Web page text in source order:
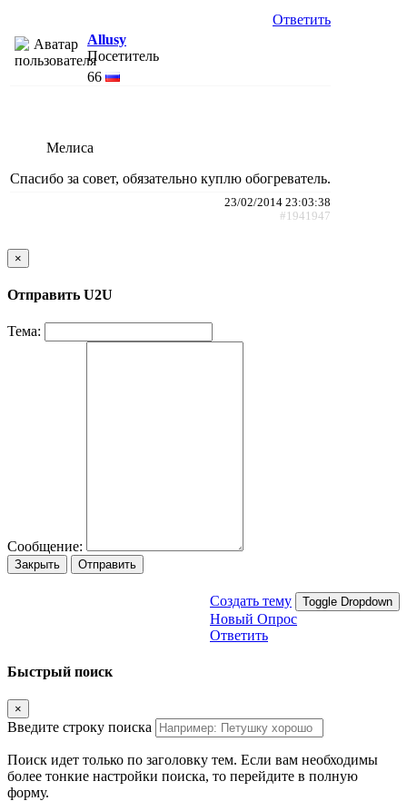
Ответить
Allusy
Посетитель
66
Мелиса
Спасибо за совет, обязательно куплю обогреватель.
23/02/2014 23:03:38
#1941947
×
Отправить U2U
Тема:
Сообщение:
Закрыть Отправить
Создать тему Toggle Dropdown
Новый Опрос
Ответить
Быстрый поиск
×
Введите строку поиска
Поиск идет только по заголовку тем. Если вам необходимы
более тонкие настройки поиска, то перейдите в полную
форму.